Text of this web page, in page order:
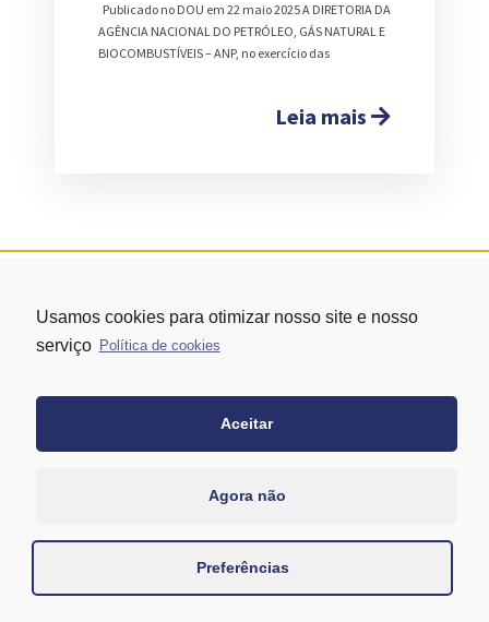
Publicado no DOU em 22 maio 2025 A DIRETORIA DA
AGÊNCIA NACIONAL DO PETRÓLEO, GÁS NATURAL E
BIOCOMBUSTÍVEIS – ANP, no exercício das
Leia mais
andar – conj. 1305 – Vila Mariana - São Paulo/SP
Usamos cookies para otimizar nosso site e nosso
serviço Política de cookies
Aceitar
Agora não
Preferências